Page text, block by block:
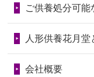
句に贈って...
2026/06/23あり
第70回人形供
第68回人形供
ご供養処分可能
人形供養花月堂
会社概要